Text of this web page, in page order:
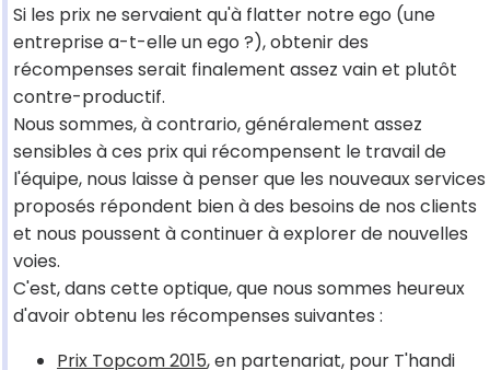
Si les prix ne servaient qu'à flatter notre ego (une
entreprise a-t-elle un ego ?), obtenir des
récompenses serait finalement assez vain et plutôt
contre-productif.
Nous sommes, à contrario, généralement assez
sensibles à ces prix qui récompensent le travail de
l'équipe, nous laisse à penser que les nouveaux services
proposés répondent bien à des besoins de nos clients
et nous poussent à continuer à explorer de nouvelles
voies.
C'est, dans cette optique, que nous sommes heureux
d'avoir obtenu les récompenses suivantes :
Prix Topcom 2015, en partenariat, pour T'handi